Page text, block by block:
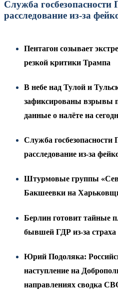
Служба госбезопасности
расследование из-за
Пентагон созывает
резкой критики Трампа
В небе над Тулой и
зафиксированы взрывы
данные о налёте на
Служба госбезопасности
расследование из-за
Штурмовые группы
Бакшеевки на
Берлин готовит тайные
бывшей ГДР из-за
Юрий Подоляка:
наступление на
направлениях сводка